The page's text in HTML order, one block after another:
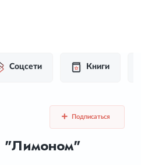
Соцсети Книги
Подписаться
"Лимоном"